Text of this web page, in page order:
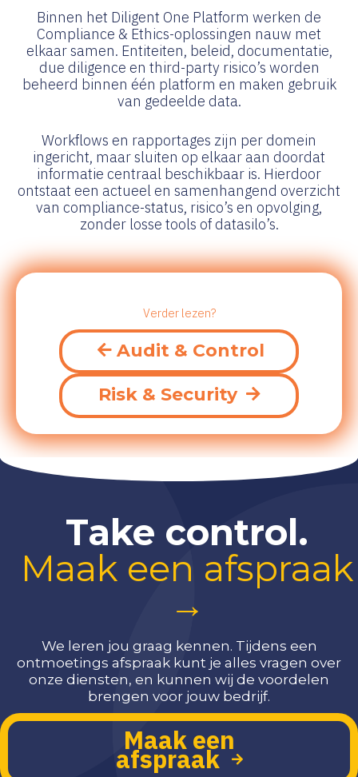
Binnen het Diligent One Platform werken de
Compliance & Ethics-oplossingen nauw met
elkaar samen. Entiteiten, beleid, documentatie,
due diligence en third-party risico’s worden
beheerd binnen één platform en maken gebruik
van gedeelde data.
Workflows en rapportages zijn per domein
ingericht, maar sluiten op elkaar aan doordat
informatie centraal beschikbaar is. Hierdoor
ontstaat een actueel en samenhangend overzicht
van compliance-status, risico’s en opvolging,
zonder losse tools of datasilo’s.
Verder lezen?
Audit & Control
Risk & Security
Take control.
Maak een afspraak
→
We leren jou graag kennen. Tijdens een
ontmoetings afspraak kunt je alles vragen over
onze diensten, en kunnen wij de voordelen
brengen voor jouw bedrijf.
Maak een
afspraak